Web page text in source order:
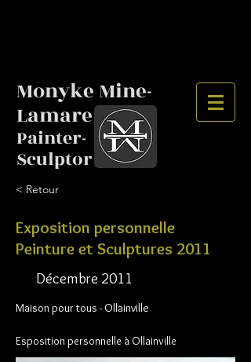
Monyke Mine-
Lamare
Painter-
Sculptor
< Retour
Exposition personnelle
Peinture et Sculptures 2011
Décembre 2011
Maison pour tous - Ollainville
Esposition personnelle à Ollainville